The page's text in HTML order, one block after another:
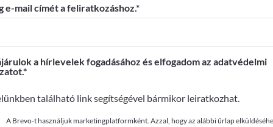
címkék
en!
>> kezdje itt
az Exportpages-en!
közzé itt
e-mail címét a feliratkozáshoz.
a hírlevelek fogadásához és elfogadom az adatvédelmi
található link segítségével bármikor leiratkozhat.
A Brevo-t használjuk marketingplatformként. Azzal, hogy az alábbi űrlap